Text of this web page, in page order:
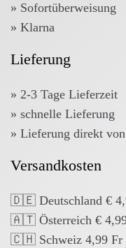
» Sofortüberweisung
» Klarna
Lieferung
» 2-3 Tage Lieferzeit
» schnelle Lieferung
» Lieferung direkt
Versandkosten
🇩🇪 Deutschland €
🇦🇹 Österreich €
🇨🇭 Schweiz 4,99 Fr